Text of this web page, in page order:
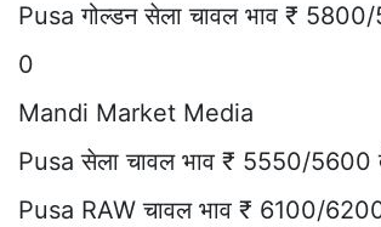
Pusa गोल्डन सेला चावल भाव ₹
0
Mandi Market Media
Pusa सेला चावल भाव ₹ 5550/5600
Pusa RAW चावल भाव ₹ 6100/